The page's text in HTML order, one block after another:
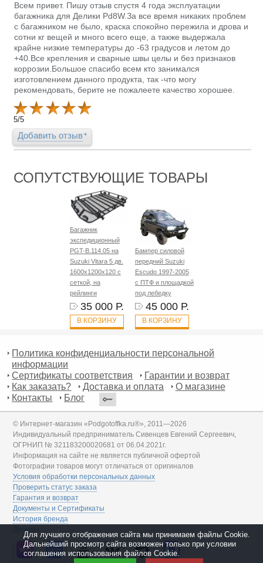
Всем привет. Пишу отзыв спустя 4 года эксплуатации
багажника для Делики Pd8W.За все время никаких проблем
с багажником не было, краска спокойно пережила и дрова и
сотни кг вещей и много всего еще, а также выдержала
крайне низкие температуры до -63 градусов и летом до
+40.Все крепления и сварные швы целы и без признаков
коррозии.Большое спасибо всем кто занимался
изготовлением данного продукта, так -что могу
рекомендовать, берите не пожалеете качество хорошее.
5/5
Добавить отзыв
СОПУТСТВУЮЩИЕ ТОВАРЫ
Багажник
экспедиционный
PGT-B.114.05 на
Suzuki Vitara 5 дв.
1600х1200х120 с
сеткой, на
рейлинги
35 000 Р.
В КОРЗИНУ
Бампер силовой
передний Suzuki
Escudo 1997-2005
с ПТФ и площадкой
под лебедку
45 000 Р.
В КОРЗИНУ
Политика конфиденциальности персональной
информации
Сертификаты соответствия
Гарантии и возврат
Как заказать?
Доставка и оплата
О магазине
Контакты
Блог
© Интернет-магазин «Podgotoffka.ru®», 2011—2026
Индивидуальный предприниматель Сивенцев Евгений Сергеевич,
ОГРНИП № 321183200020681 от 06.04.2021г.
Информация на сайте не является публичной офертой
Фотографии товаров могут отличаться от оригиналов
Условия обработки персональных данных
Проверить статус заказа
Гарантия и возврат
Документы и Сертификаты
История бренда
Дилеры
Для лучшего отображения сайта мы принимаем файлы Cookie.
Дальнейший просмотр сайта возможен только при условии
соглашения использования файлов Cookie.